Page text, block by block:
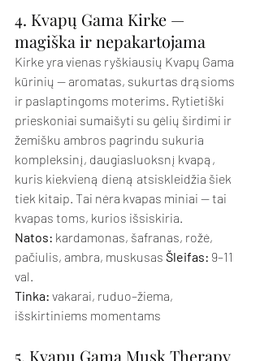
4. Kvapų Gama Kirke —
magiška ir nepakartojama
Kirke yra vienas ryškiausių Kvapų Gama
kūrinių — aromatas, sukurtas drąsioms
ir paslaptingoms moterims. Rytietiški
prieskoniai sumaišyti su gėlių širdimi ir
žemišku ambros pagrindu sukuria
kompleksinį, daugiasluoksnį kvapą,
kuris kiekvieną dieną atsiskleidžia šiek
tiek kitaip. Tai nėra kvapas miniai — tai
kvapas toms, kurios išsiskiria.
Natos: kardamonas, šafranas, rožė,
pačiulis, ambra, muskusas Šleifas: 9–11
val.
Tinka: vakarai, ruduo–žiema,
išskirtiniems momentams
5. Kvapų Gama Musk Therapy